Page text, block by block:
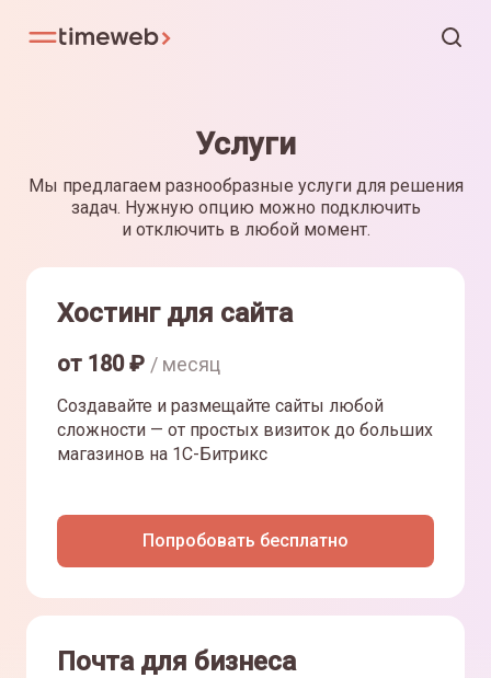
Услуги
Мы предлагаем разнообразные услуги для решения
задач. Нужную опцию можно подключить
и отключить в любой момент.
Хостинг для сайта
от 180₽ / месяц
Создавайте и размещайте сайты любой
сложности — от простых визиток до больших
магазинов на 1С-Битрикс
Попробовать бесплатно
Почта для бизнеса